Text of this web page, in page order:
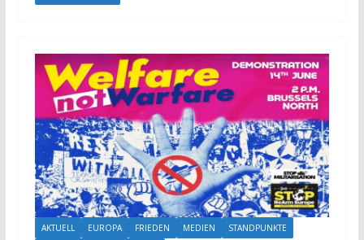
AKTUELL EUROPA FRIEDEN MEDIEN
STANDPUNKTE